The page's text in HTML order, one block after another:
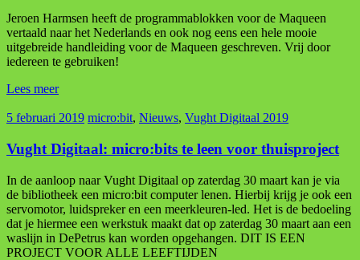
Jeroen Harmsen heeft de programmablokken voor de Maqueen
vertaald naar het Nederlands en ook nog eens een hele mooie
uitgebreide handleiding voor de Maqueen geschreven. Vrij door
iedereen te gebruiken!
Lees meer
5 februari 2019 micro:bit, Nieuws, Vught Digitaal 2019
Vught Digitaal: micro:bits te leen voor thuisproject
In de aanloop naar Vught Digitaal op zaterdag 30 maart kan je via
de bibliotheek een micro:bit computer lenen. Hierbij krijg je ook een
servomotor, luidspreker en een meerkleuren-led. Het is de bedoeling
dat je hiermee een werkstuk maakt dat op zaterdag 30 maart aan een
waslijn in DePetrus kan worden opgehangen. DIT IS EEN
PROJECT VOOR ALLE LEEFTIJDEN